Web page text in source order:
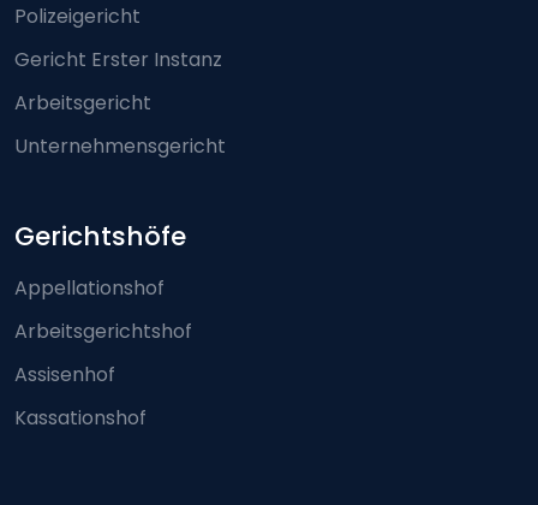
Polizeigericht
Gericht Erster Instanz
Arbeitsgericht
Unternehmensgericht
Gerichtshöfe
Appellationshof
Arbeitsgerichtshof
Assisenhof
Kassationshof